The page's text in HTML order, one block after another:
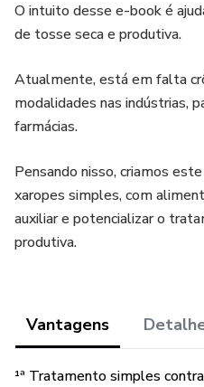
O intuito desse e-book é
de tosse seca e produtiva.
Atualmente, está em falta
modalidades nas indústrias,
farmácias.
Pensando nisso, criamos
xaropes simples, com
auxiliar e potencializar o
produtiva.
Vantagens
¹ª Tratamento simples